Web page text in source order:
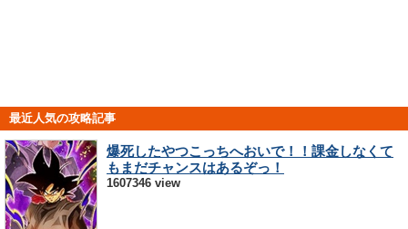
最近人気の攻略記事
爆死したやつこっちへおいで！！課金しなくて
もまだチャンスはあるぞっ！
1607346 view